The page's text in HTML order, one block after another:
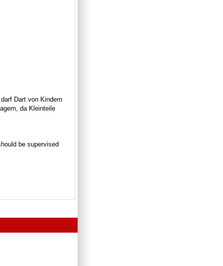
Dart von Kindern
da Kleinteile
be supervised